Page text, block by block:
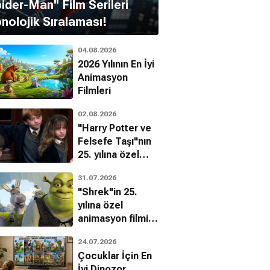
Jenney
Annabella Sciorra
Annie Collins-nielsen
Man'' Film Serileri
Sıralaması!
04.08.2026
2026 Yılının En İyi
Animasyon
Filmleri
02.08.2026
"Harry Potter ve
Felsefe Taşı"nın
25. yılına özel
bilinmeyenleri!
31.07.2026
"Shrek"in 25.
yılına özel
animasyon filmin
24.07.2026
Çocuklar İçin En